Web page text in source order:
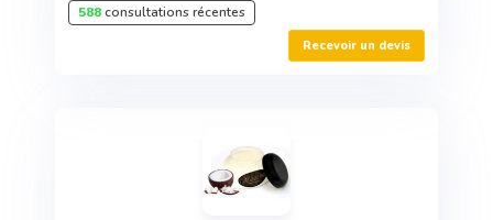
588consultations récentes
Recevoir un devis